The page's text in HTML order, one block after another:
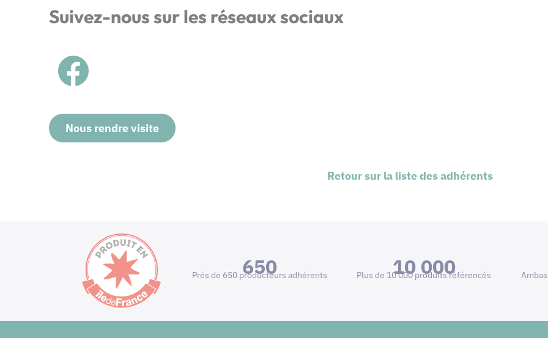
Suivez-nous sur les réseaux sociaux
Nous rendre visite
Retour sur la liste des adhérents
650
Près de 650 producteurs adhérents 10 000
Plus de 10 000 produits référencés